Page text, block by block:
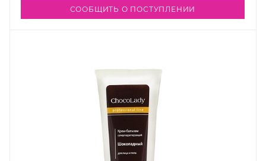
СООБЩИТЬ О ПОСТУПЛЕНИИ